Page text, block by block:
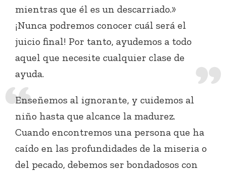
mientras que él es un descarriado.»
¡Nunca podremos conocer cuál será el
juicio final! Por tanto, ayudemos a todo
aquel que necesite cualquier clase de
ayuda.
Enseñemos al ignorante, y cuidemos al
niño hasta que alcance la madurez.
Cuando encontremos una persona que ha
caído en las profundidades de la miseria o
del pecado, debemos ser bondadosos con